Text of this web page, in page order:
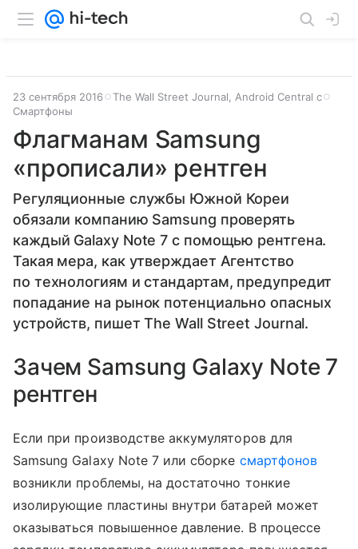
23 сентября 2016
The Wall Street Journal, Android Central с
Смартфоны
Флагманам Samsung
«прописали» рентген
Регуляционные службы Южной Кореи
обязали компанию Samsung проверять
каждый Galaxy Note 7 с помощью рентгена.
Такая мера, как утверждает Агентство
по технологиям и стандартам, предупредит
попадание на рынок потенциально опасных
устройств, пишет The Wall Street Journal.
Зачем Samsung Galaxy Note 7
рентген
Если при производстве аккумуляторов для
Samsung Galaxy Note 7 или сборке смартфонов
возникли проблемы, на достаточно тонкие
изолирующие пластины внутри батарей может
оказываться повышенное давление. В процессе